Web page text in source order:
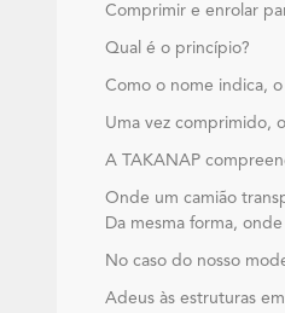
Comprimir e enrolar
Qual é o princípio?
Como o nome indica,
Uma vez comprimido,
A TAKANAP
Onde um camião
Da mesma forma,
No caso do nosso
Adeus às estruturas